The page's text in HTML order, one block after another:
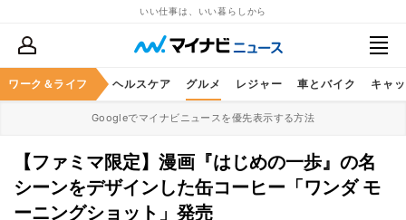
いい仕事は、いい暮らしから
ワーク＆ライフ
マネー 暮らし ヘルスケア グルメ レジャー 車とバイク キャ
Googleでマイナビニュースを優先表示する方法
【ファミマ限定】漫画『はじめの一歩』の名
シーンをデザインした缶コーヒー「ワンダ モ
ーニングショット」発売